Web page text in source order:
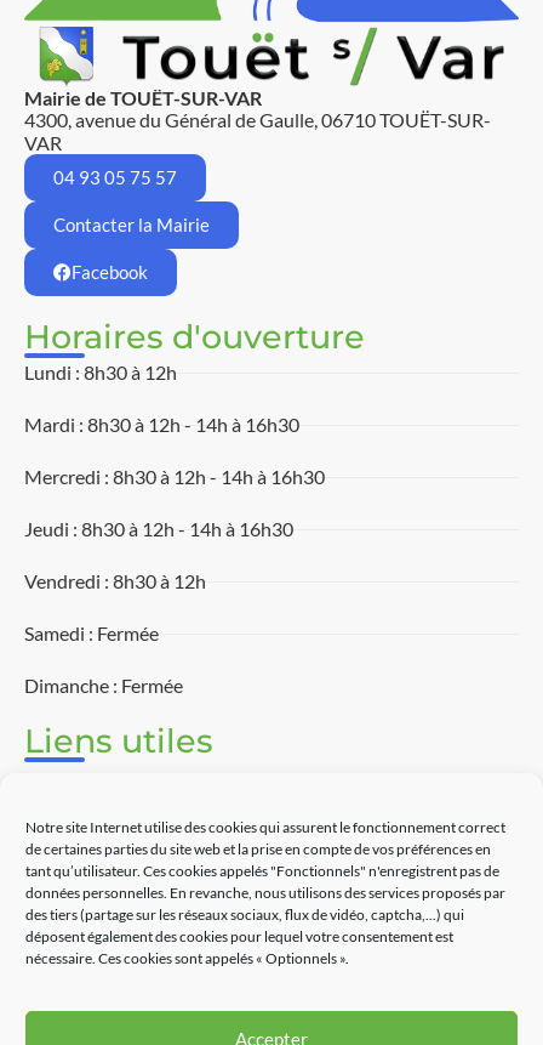
Notre site Internet utilise des cookies qui assurent le fonctionnement correct
de certaines parties du site web et la prise en compte de vos préférences en
tant qu’utilisateur. Ces cookies appelés "Fonctionnels" n'enregistrent pas de
données personnelles. En revanche, nous utilisons des services proposés par
des tiers (partage sur les réseaux sociaux, flux de vidéo, captcha,...) qui
déposent également des cookies pour lequel votre consentement est
nécessaire. Ces cookies sont appelés « Optionnels ».
Accepter
Mairie de TOUËT-SUR-VAR
4300, avenue du Général de Gaulle, 06710 TOUËT-SUR-
VAR
04 93 05 75 57
Contacter la Mairie
Facebook
Horaires d'ouverture
Lundi : 8h30 à 12h
Mardi : 8h30 à 12h - 14h à 16h30
Mercredi : 8h30 à 12h - 14h à 16h30
Jeudi : 8h30 à 12h - 14h à 16h30
Vendredi : 8h30 à 12h
Samedi : Fermée
Dimanche : Fermée
Liens utiles
Découvrir Touët-sur-Var
Commerces
Contact